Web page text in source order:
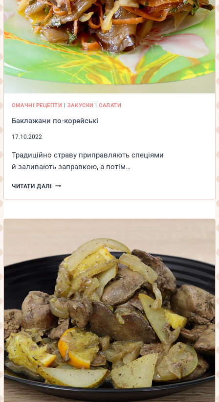
СМАЧНІ РЕЦЕПТИ | ЗАКУСКИ |САЛАТИ
Баклажани по-корейські
17.10.2022
Традиційно страву приправляють спеціями
й заливають заправкою, а потім…
ЧИТАТИ ДАЛІ БАКЛАЖАНИ
КОРЕЙСЬКІ